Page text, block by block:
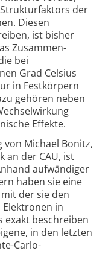
der
Diesen
ist bisher
Zusammen­
bei
Grad Celsius
in Fest­körpern
gehören neben
Effekte.
Michael Bonitz,
an der CAU, ist
auf­wändiger
haben sie eine
der sie den
in
beschreiben
in den letzten
Carlo-